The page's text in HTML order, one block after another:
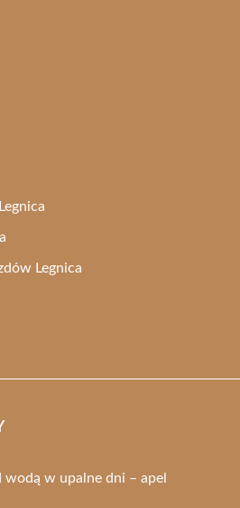
Legnica
wodą w upalne dni – apel